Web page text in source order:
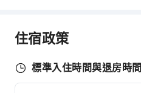
電梯
吸菸區
停車場
自行車停放區
住宿政策
標準入住時間與退房時間